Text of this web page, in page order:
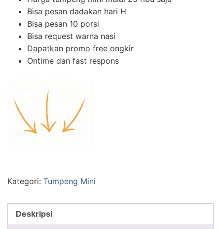
Bisa pesan dadakan hari H
Bisa pesan 10 porsi
Bisa request warna nasi
Dapatkan promo free ongkir
Ontime dan fast respons
Kategori: Tumpeng Mini
Deskripsi